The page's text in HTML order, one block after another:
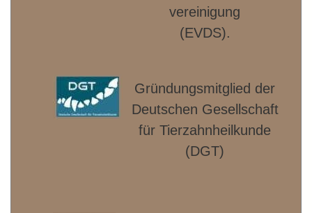
vereinigung
(EVDS).
Gründungsmitglied der
Deut­schen Gesellschaft
für Tierzahnheilkunde
(DGT)